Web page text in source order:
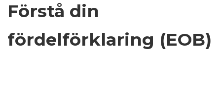
Förstå din
fördelförklaring (EOB)